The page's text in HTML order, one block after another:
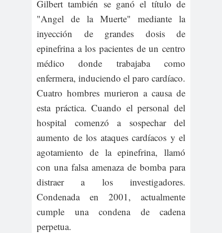
Gilbert también se ganó el título de
"Angel de la Muerte" mediante la
inyección de grandes dosis de
epinefrina a los pacientes de un centro
médico donde trabajaba como
enfermera, induciendo el paro cardíaco.
Cuatro hombres murieron a causa de
esta práctica. Cuando el personal del
hospital comenzó a sospechar del
aumento de los ataques cardíacos y el
agotamiento de la epinefrina, llamó
con una falsa amenaza de bomba para
distraer a los investigadores.
Condenada en 2001, actualmente
cumple una condena de cadena
perpetua.